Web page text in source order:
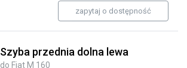
zapytaj o dostępność
Szyba przednia dolna lewa
do Fiat M 160